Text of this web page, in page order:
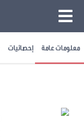
معلومات عامة إحصائيات